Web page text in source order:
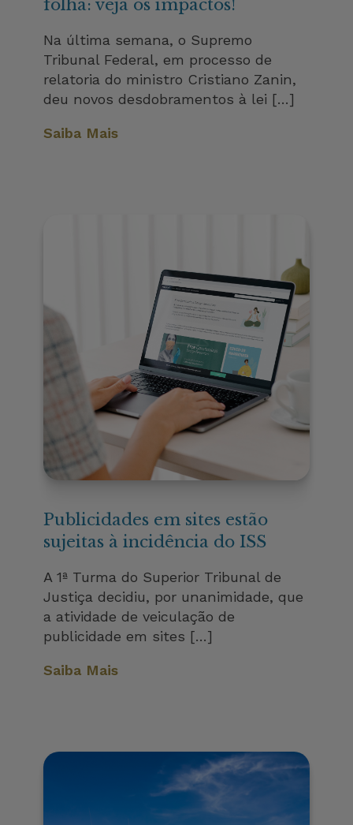
folha: veja os impactos!
Na última semana, o Supremo
Tribunal Federal, em processo de
relatoria do ministro Cristiano Zanin,
deu novos desdobramentos à lei […]
Saiba Mais
Publicidades em sites estão
sujeitas à incidência do ISS
A 1ª Turma do Superior Tribunal de
Justiça decidiu, por unanimidade, que
a atividade de veiculação de
publicidade em sites […]
Saiba Mais